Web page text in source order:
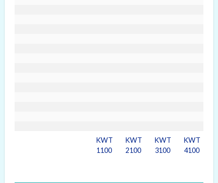
KWT
1100
KWT
2100
KWT
3100
KWT
4100